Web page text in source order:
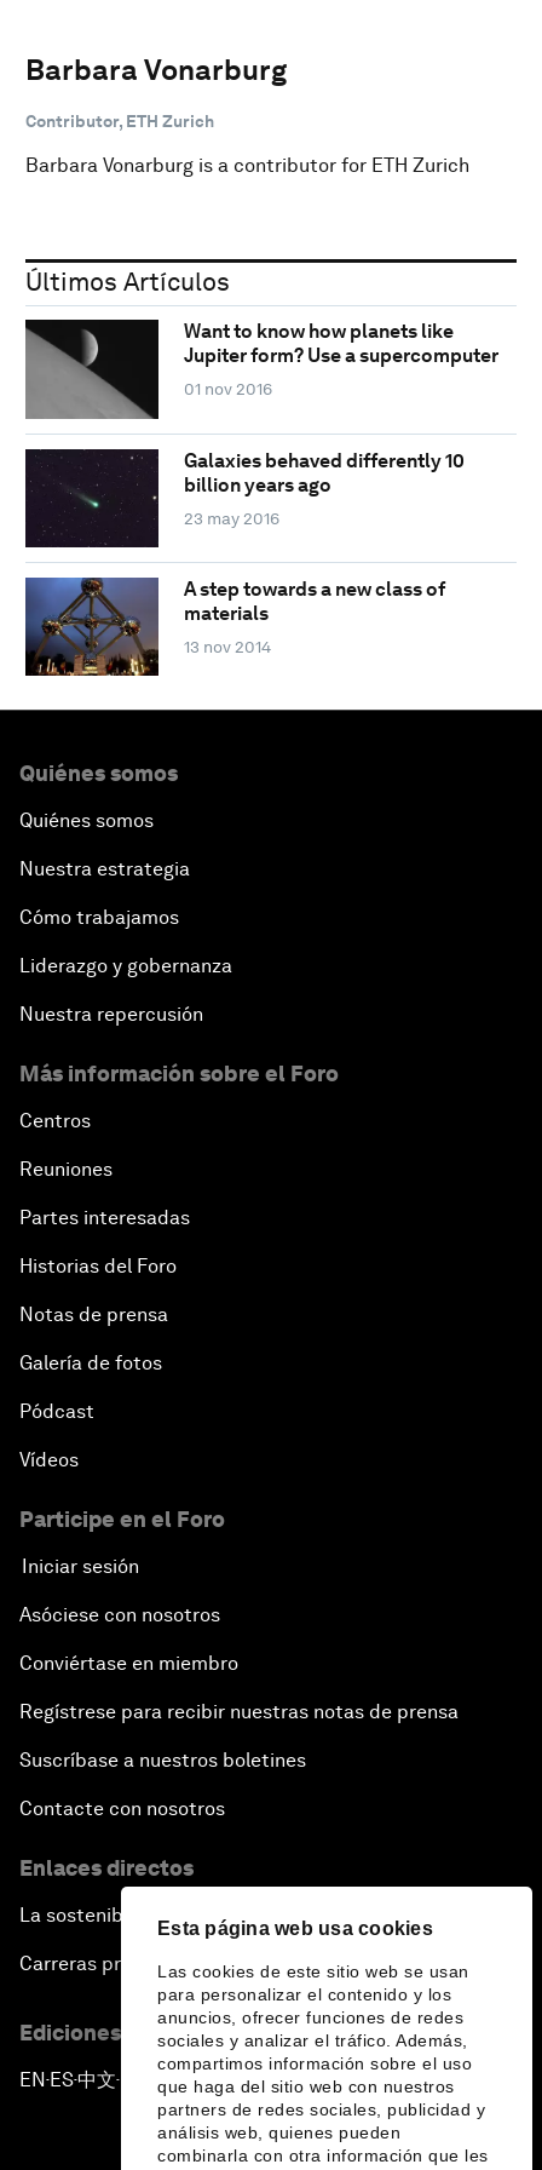
Esta página web usa cookies
Las cookies de este sitio web se usan
para personalizar el contenido y los
anuncios, ofrecer funciones de redes
sociales y analizar el tráfico. Además,
compartimos información sobre el uso
que haga del sitio web con nuestros
partners de redes sociales, publicidad y
análisis web, quienes pueden
combinarla con otra información que les
Barbara Vonarburg
Contributor, ETH Zurich
Barbara Vonarburg is a contributor for ETH Zurich
Últimos Artículos
Want to know how planets like
Jupiter form? Use a supercomputer
01 nov 2016
Galaxies behaved differently 10
billion years ago
23 may 2016
A step towards a new class of
materials
13 nov 2014
Quiénes somos
Quiénes somos
Nuestra estrategia
Cómo trabajamos
Liderazgo y gobernanza
Nuestra repercusión
Más información sobre el Foro
Centros
Reuniones
Partes interesadas
Historias del Foro
Notas de prensa
Galería de fotos
Pódcast
Vídeos
Participe en el Foro
Iniciar sesión
Asóciese con nosotros
Conviértase en miembro
Regístrese para recibir nuestras notas de prensa
Suscríbase a nuestros boletines
Contacte con nosotros
Enlaces directos
La sostenibilidad en el Foro
Carreras profesionales
Ediciones en otros idiomas
EN ▪ ES▪中文▪ 日本語